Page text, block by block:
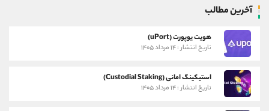
آخرین مطالب
هویت یوپورت (uPort)
تاریخ انتشار : ۱۴ مرداد ۱۴۰۵
استیکینگ امانی (Custodial Staking)
تاریخ انتشار : ۱۴ مرداد ۱۴۰۵